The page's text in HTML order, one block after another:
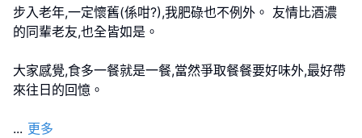
步入老年,一定懷舊(係咁?),我肥碌也不例外。 友情比酒濃
的同輩老友,也全皆如是。
大家感覺,食多一餐就是一餐,當然爭取餐餐要好味外,最好帶
來往日的回憶。
... 更多